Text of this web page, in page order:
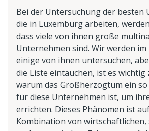
Bei der Untersuchung der besten
die in Luxemburg arbeiten,
dass viele von ihnen große
Unternehmen sind. Wir werden im
einige von ihnen untersuchen,
die Liste eintauchen, ist es wichtig
warum das Großherzogtum ein
für diese Unternehmen ist, um
errichten. Dieses Phänomen ist
Kombination von wirtschaftlichen,